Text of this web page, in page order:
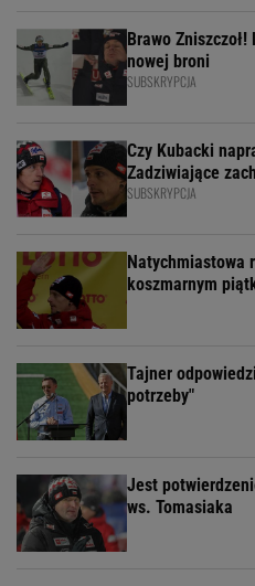
Brawo
nowej broni
SUBSKRYPCJA
Czy Kubacki
Zadziwiające
SUBSKRYPCJA
Natychmiastowa
koszmarnym
Tajner
potrzeby"
Jest
ws. Tomasiaka